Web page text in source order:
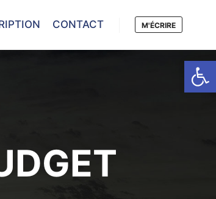
Ouvrir
CONTACT M'ÉCRIRE